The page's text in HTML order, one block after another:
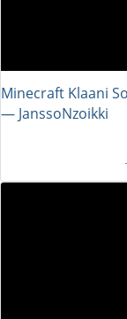
Minecraft Klaani
― JanssoNzoikki